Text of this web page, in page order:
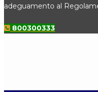
adeguamento al
800300333